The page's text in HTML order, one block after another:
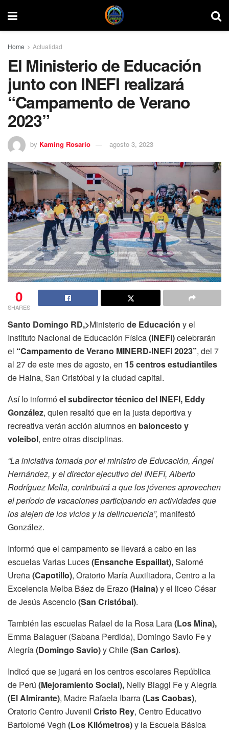
Home Actualidad
El Ministerio de Educación
junto con INEFI realizará
“Campamento de Verano
2023”
by Kaming Rosario agosto 3, 2023
0
SHARES
Santo Domingo RD,>Ministeriode Educación y el
Instituto Nacional de Educación Física(INEFI)celebrarán
el “Campamento de Verano MINERD-INEFI 2023”, del 7
al 27 de este mes de agosto, en 15 centros estudiantiles
de Haina, San Cristóbal y la ciudad capital.
Así lo informóel subdirector técnico del INEFI, Eddy
González, quien resaltó que en la justa deportiva y
recreativa verán acción alumnos en baloncesto y
voleibol, entre otras disciplinas.
“La iniciativa tomada por el ministro de Educación, Ángel
Hernández, y el director ejecutivo del INEFI, Alberto
Rodríguez Mella, contribuirá a que los jóvenes aprovechen
el período de vacaciones participando en actividades que
los alejen de los vicios y la delincuencia”, manifestó
González.
Informó que el campamento se llevará a cabo en las
escuelas Varias Luces(Ensanche Espaillat),Salomé
Ureña(Capotillo), Oratorio María Auxiliadora, Centro a la
Excelencia Melba Báez de Erazo(Haina)y el liceo César
de Jesús Ascencio(San Cristóbal).
También las escuelas Rafael de la Rosa Lara(Los Mina),
Emma Balaguer (Sabana Perdida), Domingo Savio Fe y
Alegría(Domingo Savio)y Chile(San Carlos).
Indicó que se jugará en los centros escolares República
de Perú (Mejoramiento Social), Nelly Biaggi Fe y Alegría
(El Almirante), Madre Rafaela Ibarra(Las Caobas),
Oratorio Centro Juvenil Cristo Rey, Centro Educativo
Bartolomé Vegh (Los Kilómetros)y la Escuela Básica